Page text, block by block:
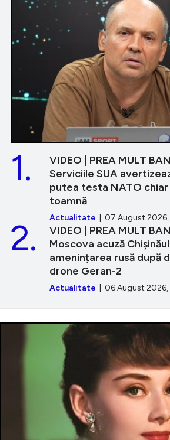
VIDEO | PREA MULT
Serviciile SUA
putea testa NATO
toamnă
Actualitate | 07 August 2026,
1.
VIDEO | PREA MULT
Moscova acuză
amenințarea rusă după
drone Geran-2
Actualitate | 06 August 2026,
2.